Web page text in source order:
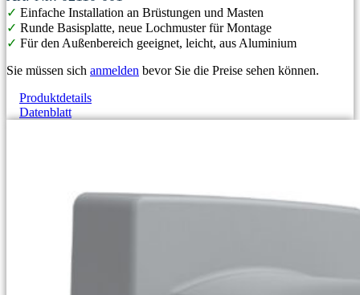
✓ Einfache Installation an Brüstungen und Masten
✓ Runde Basisplatte, neue Lochmuster für Montage
✓ Für den Außenbereich geeignet, leicht, aus Aluminium
Sie müssen sich anmelden bevor Sie die Preise sehen können.
Produktdetails
Datenblatt